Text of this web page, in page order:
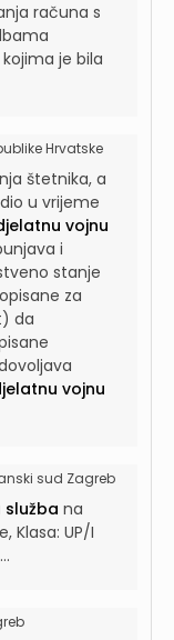
računa s
je bila
Hrvatske
štetnika, a
u vrijeme
vojnu
i
stanje
za
da
vojnu
sud Zagreb
na
Klasa: UP/I